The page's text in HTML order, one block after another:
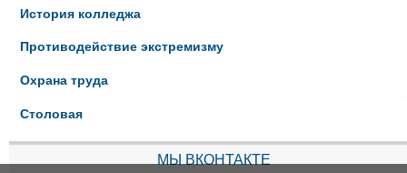
История колледжа
Противодействие экстремизму
Охрана труда
Столовая
МЫ ВКОНТАКТЕ